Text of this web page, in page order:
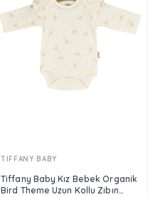
TİFFANY BABY
Tiffany Baby Kız Bebek Organik
Bird Theme Uzun Kollu Zıbın